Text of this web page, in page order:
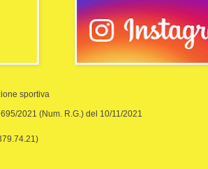
sportiva
2021 (Num. R.G.) del 10/11/2021